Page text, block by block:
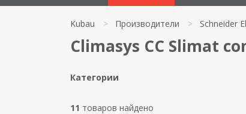
Kubau > Производители > Schneider
Climasys CC Slimat
Категории
11 товаров найдено